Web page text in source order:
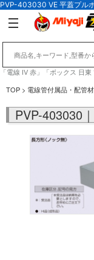
PVP-403030 VE 平蓋プル
「電線 IV 赤」「ボックス 日
TOP > 電線管付属品・配管
PVP-403030